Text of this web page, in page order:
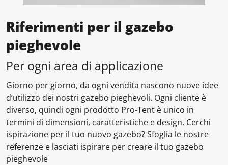
Riferimenti per il gazebo
pieghevole
Per ogni area di applicazione
Giorno per giorno, da ogni vendita nascono nuove idee
d’utilizzo dei nostri gazebo pieghevoli. Ogni cliente è
diverso, quindi ogni prodotto Pro-Tent è unico in
termini di dimensioni, caratteristiche e design. Cerchi
ispirazione per il tuo nuovo gazebo? Sfoglia le nostre
referenze e lasciati ispirare per creare il tuo gazebo
pieghevole